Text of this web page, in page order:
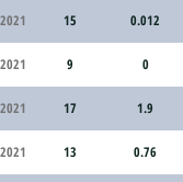
15 0.012
9 0
17 1.9
13 0.76